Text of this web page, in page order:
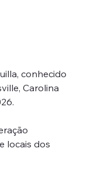
conhecido
Carolina
locais dos